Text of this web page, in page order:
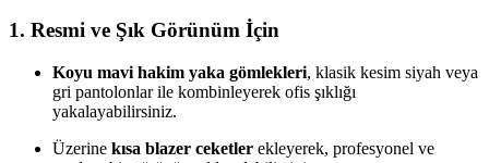
1. Resmi ve Şık Görünüm İçin
Koyu mavi hakim yaka gömlekleri, klasik kesim siyah veya
gri pantolonlar ile kombinleyerek ofis şıklığı
yakalayabilirsiniz.
Üzerine kısa blazer ceketler ekleyerek, profesyonel ve